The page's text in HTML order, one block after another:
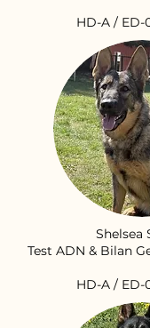
HD-A / ED-
Shelsea
Test ADN & Bilan
HD-A / ED-